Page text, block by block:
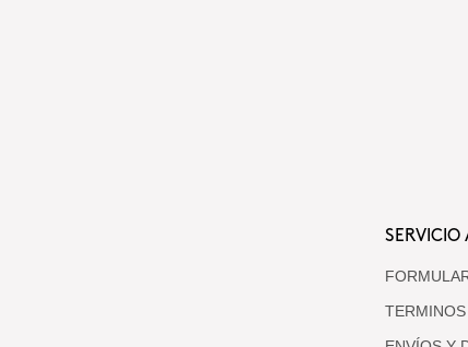
SERVICIO